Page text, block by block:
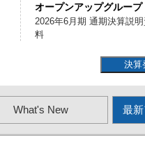
オープンアップグループ
2026年6月期 通期決算説明
料
決算
What's New 最